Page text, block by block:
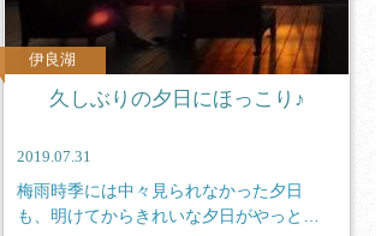
伊良湖
久しぶりの夕日にほっこり♪
2019.07.31
梅雨時季には中々見られなかった夕日
も、明けてからきれいな夕日がやっと見